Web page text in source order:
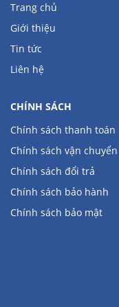
Trang chủ
Giới thiệu
Tin tức
Liên hệ
CHÍNH SÁCH
Chính sách thanh toán
Chính sách vận chuyển
Chính sách đổi trả
Chính sách bảo hành
Chính sách bảo mật